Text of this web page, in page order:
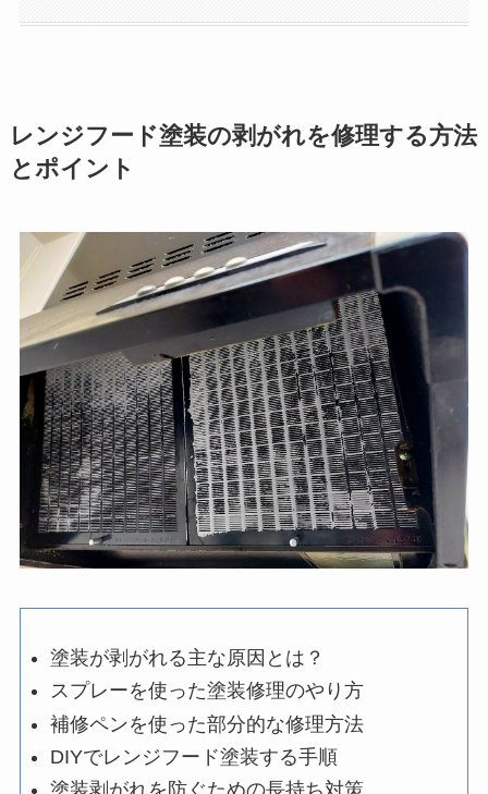
レンジフード塗装の剥がれを修理する方法
とポイント
塗装が剥がれる主な原因とは？
スプレーを使った塗装修理のやり方
補修ペンを使った部分的な修理方法
DIYでレンジフード塗装する手順